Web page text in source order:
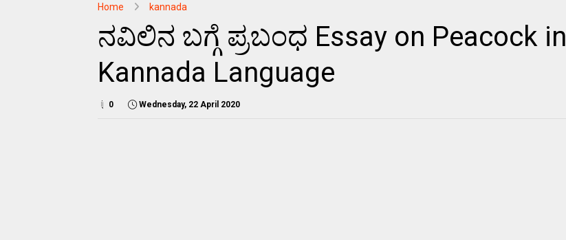
Home kannada
ನವಿಲಿನ ಬಗ್ಗೆ ಪ್ರಬಂಧ Essay on Peacock in
Kannada Language
0 Wednesday, 22 April 2020